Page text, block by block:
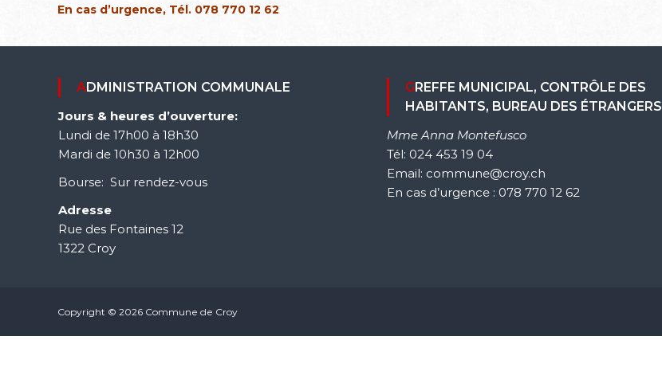
En cas d’urgence, Tél. 078 770 12 62
ADMINISTRATION COMMUNALE
Jours & heures d’ouverture:
Lundi de 17h00 à 18h30
Mardi de 10h30 à 12h00
Bourse: Sur rendez-vous
Adresse
Rue des Fontaines 12
1322 Croy
GREFFE MUNICIPAL, CONTRÔLE DES
HABITANTS, BUREAU DES ÉTRANGERS
Mme Anna Montefusco
Tél: 024 453 19 04
Email: commune@croy.ch
En cas d’urgence : 078 770 12 62
Copyright © 2026 Commune de Croy